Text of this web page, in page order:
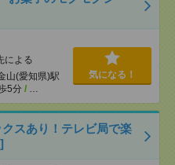
による
山(愛知県)駅
5分 / …
気になる！
スあり！テレビ局で楽